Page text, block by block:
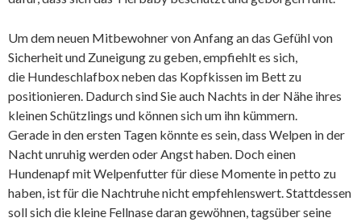
Um dem neuen Mitbewohner von Anfang an das Gefühl von
Sicherheit und Zuneigung zu geben, empfiehlt es sich,
die Hundeschlafbox neben das Kopfkissen im Bett zu
positionieren. Dadurch sind Sie auch Nachts in der Nähe ihres
kleinen Schützlings und können sich um ihn kümmern.
Gerade in den ersten Tagen könnte es sein, dass Welpen in der
Nacht unruhig werden oder Angst haben. Doch einen
Hundenapf mit Welpenfutter für diese Momente in petto zu
haben, ist für die Nachtruhe nicht empfehlenswert. Stattdessen
soll sich die kleine Fellnase daran gewöhnen, tagsüber seine